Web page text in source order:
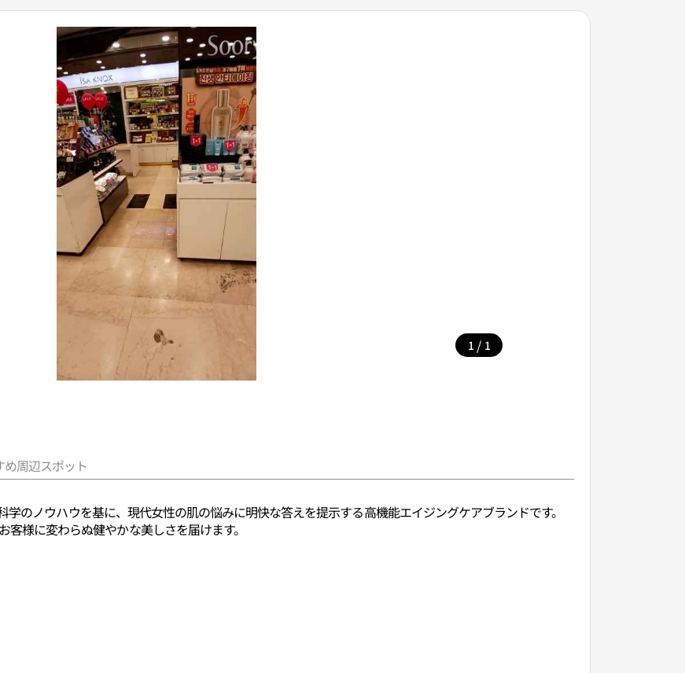
1 / 1
め周辺スポット
学のノウハウを基に、現代女性の肌の悩みに明快な答えを提示する高機能エイジングケアブランドです。
様に変わらぬ健やかな美しさを届けます。